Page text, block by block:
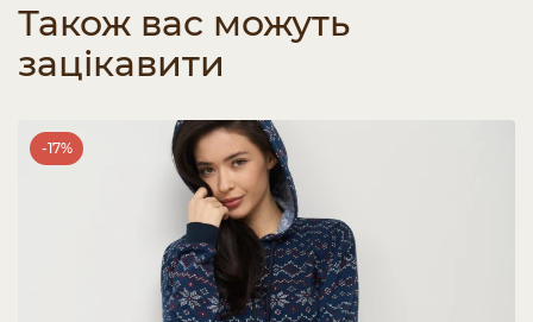
Також вас можуть
зацікавити
-17%